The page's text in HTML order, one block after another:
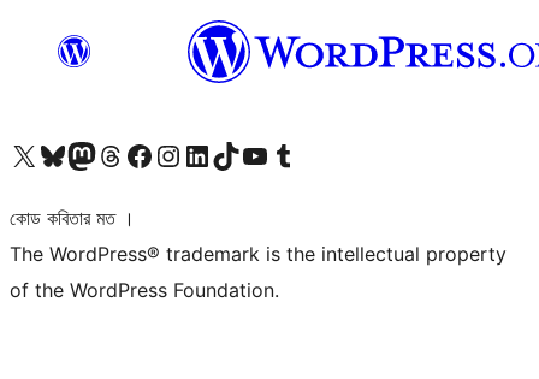
আমাদের X (আগের টুইটার) অ্যাকাউন্টে যানআমাদের Bluesky অ্যাকাউন্টটি দেখুনআমাদের মাস্টোডন অ্যাকাউন্টটি দেখুনআমাদের থ্রেডস অ্যাকাউন্টটি দেখুনআমাদের ফেসবুক পেজ দেখুনআমাদের ইন্সটাগ্রাম অ্যাকাউন্ট দেখুনআমাদের লিঙ্কডইন অ্যাকাউন্টে যানআমাদের TikTok অ্যাকাউন্টটি দেখুনআমাদের ইউটিউব চ্যানেলে যান আমাদের টাম্বলার অ্যাকাউন্ট দেখুন
কোড কবিতার মত ।
The WordPress® trademark is the intellectual property
of the WordPress Foundation.